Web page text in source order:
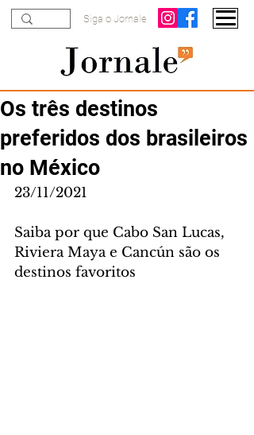
Siga o Jornale
Os três destinos
preferidos dos brasileiros
no México
23/11/2021
Saiba por que Cabo San Lucas,
Riviera Maya e Cancún são os
destinos favoritos